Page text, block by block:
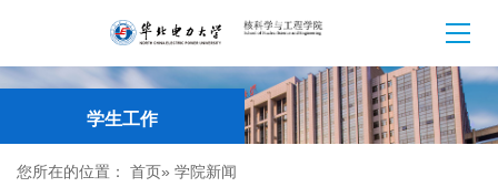
学生工作
您所在的位置： 首页» 学院新闻